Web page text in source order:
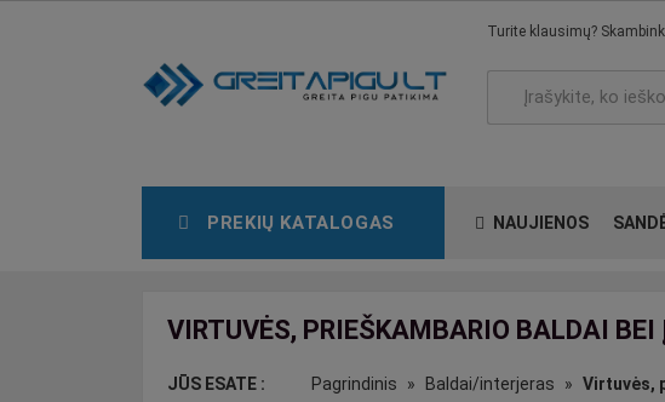
Turite klausimų?
PREKIŲ KATALOGAS NAUJIENOS
VIRTUVĖS, PRIEŠKAMBARIO BALDAI BEI
JŪS ESATE : Pagrindinis Baldai/interjeras Virtuvės,